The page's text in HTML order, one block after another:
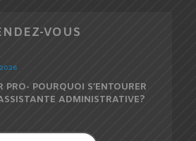
VOUS
PRO- POURQUOI S’ENTOURER
ADMINISTRATIVE?